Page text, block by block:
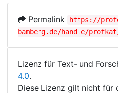
Permalink
https://
bamberg.de/handle/
Lizenz für Text- und
4.0.
Diese Lizenz gilt nicht für